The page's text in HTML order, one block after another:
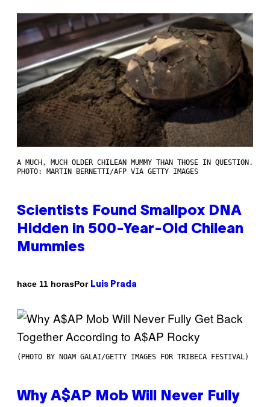
A MUCH, MUCH OLDER CHILEAN MUMMY THAN THOSE IN QUESTION.
PHOTO: MARTIN BERNETTI/AFP VIA GETTY IMAGES
Scientists Found Smallpox DNA
Hidden in 500-Year-Old Chilean
Mummies
hace 11 horasPor Luis Prada
(PHOTO BY NOAM GALAI/GETTY IMAGES FOR TRIBECA FESTIVAL)
Why A$AP Mob Will Never Fully